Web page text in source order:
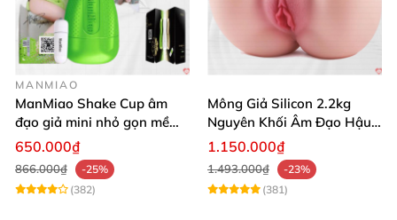
MANMIAO
ManMiao Shake Cup âm
đạo giả mini nhỏ gọn mềm
mịn
650.000₫
866.000₫
-25%
(382)
Mông Giả Silicon 2.2kg
Nguyên Khối Âm Đạo Hậu
Môn Siêu Thật
1.150.000₫
1.493.000₫
-23%
(381)